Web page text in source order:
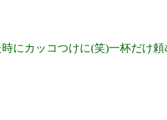
にカッコつけに(笑)一杯だけ頼